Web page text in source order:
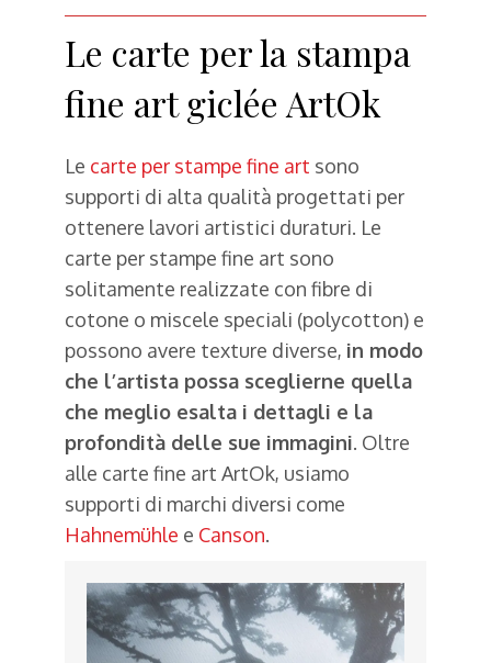
Le carte per la stampa
fine art giclée ArtOk
Le carte per stampe fine art sono
supporti di alta qualità progettati per
ottenere lavori artistici duraturi. Le
carte per stampe fine art sono
solitamente realizzate con fibre di
cotone o miscele speciali (polycotton) e
possono avere texture diverse, in modo
che l’artista possa sceglierne quella
che meglio esalta i dettagli e la
profondità delle sue immagini. Oltre
alle carte fine art ArtOk, usiamo
supporti di marchi diversi come
Hahnemühle e Canson.